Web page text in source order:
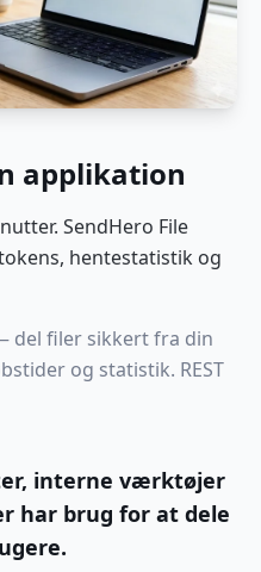
applikation
SendHero File
hentestatistik og
del filer sikkert fra din
og statistik. REST
interne værktøjer
har brug for at dele